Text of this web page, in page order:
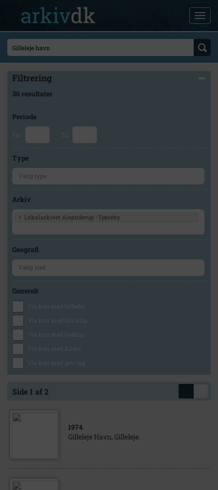
Filtrering
36 resultater
Periode
Fra Til
Type
Arkiv
× Lokalarkivet Alsønderup -Tjæreby
Geografi
Generelt
Vis kun med billeder
Vis kun med filmklip
Vis kun med lydklip
Vis kun med kilder
Vis kun med geo-tag
Side 1 af 2
1974
Gilleleje Havn, Gilleleje.